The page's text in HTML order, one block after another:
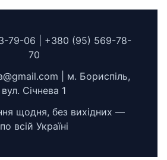
79-06 | +380 (95) 569-78-
70
| м. Бориспіль,
вул. Січнева 1
щодня, без вихідних —
по всій Україні